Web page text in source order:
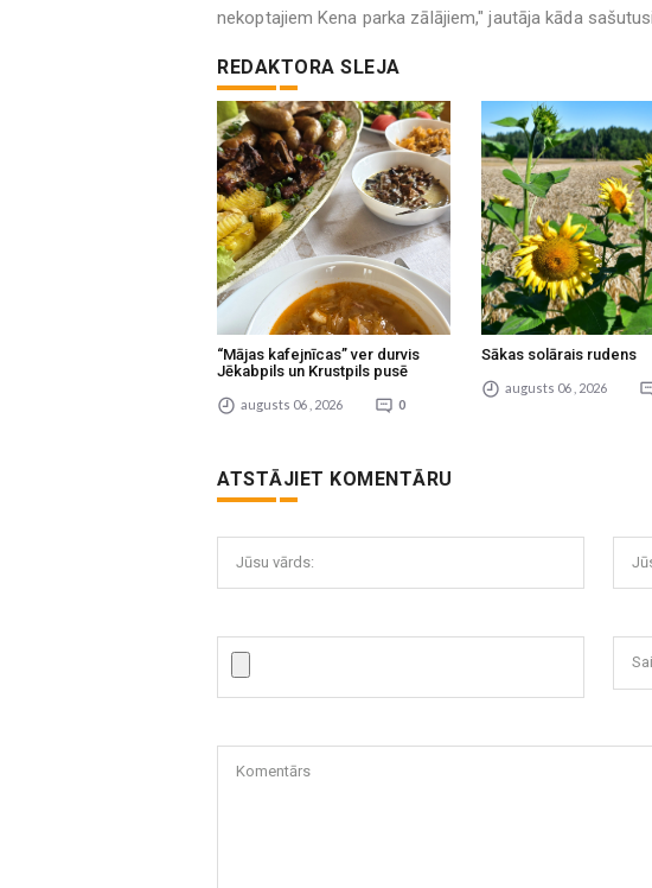
nekoptajiem Kena parka zālājiem," jautāja kāda
REDAKTORA SLEJA
“Mājas kafejnīcas” ver durvis
Jēkabpils un Krustpils pusē
augusts 06 , 2026 0
Sākas solārais rudens
augusts 06 , 2026
ATSTĀJIET KOMENTĀRU
Jūsu vārds:
Komentārs